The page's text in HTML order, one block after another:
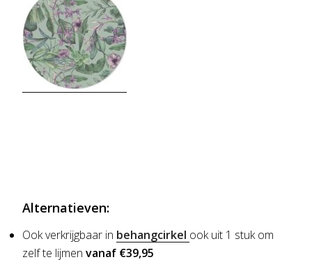
Alternatieven:
Ook verkrijgbaar in behangcirkel ook uit 1 stuk om
zelf te lijmen vanaf €39,95